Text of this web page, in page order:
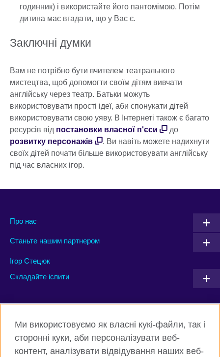
годинник) і використайте його пантомімою. Потім
дитина має вгадати, що у Вас є.
Заключні думки
Вам не потрібно бути вчителем театрального
мистецтва, щоб допомогти своїм дітям вивчати
англійську через театр. Батьки можуть
використовувати прості ідеї, аби спонукати дітей
використовувати свою уяву. В Інтернеті також є багато
ресурсів від постановки власної п'єси
до
розвитку персонажів
. Ви навіть можете надихнути
своїх дітей почати більше використовувати англійську
під час власних ігор.
Про нас
Станьте нашим партнером
Ігор Стецюк
Складайте іспити
Connect with us
Facebook Twitter
Instagram Flickr
Ми використовуємо як власні кукі-файли, так і
сторонні куки, аби персоналізувати веб-
контент, аналізувати відвідування наших веб-